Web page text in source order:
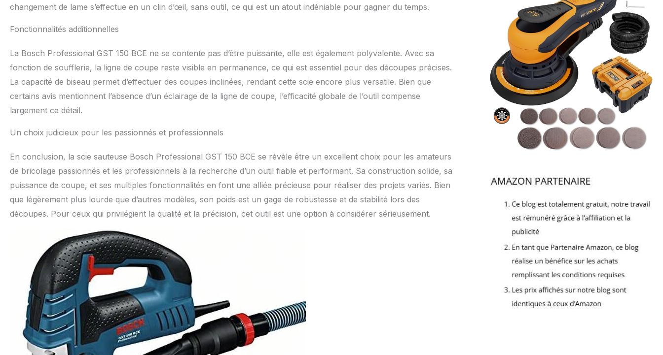
changement de lame s’effectue en un clin d’œil, sans outil, ce qui est un atout indéniable pour gagner du temps.
Fonctionnalités additionnelles
La Bosch Professional GST 150 BCE ne se contente pas d’être puissante, elle est également polyvalente. Avec sa
fonction de soufflerie, la ligne de coupe reste visible en permanence, ce qui est essentiel pour des découpes précises.
La capacité de biseau permet d’effectuer des coupes inclinées, rendant cette scie encore plus versatile. Bien que
certains avis mentionnent l’absence d’un éclairage de la ligne de coupe, l’efficacité globale de l’outil compense
largement ce détail.
Un choix judicieux pour les passionnés et professionnels
En conclusion, la scie sauteuse Bosch Professional GST 150 BCE se révèle être un excellent choix pour les amateurs
de bricolage passionnés et les professionnels à la recherche d’un outil fiable et performant. Sa construction solide, sa
puissance de coupe, et ses multiples fonctionnalités en font une alliée précieuse pour réaliser des projets variés. Bien
que légèrement plus lourde que d’autres modèles, son poids est un gage de robustesse et de stabilité lors des
découpes. Pour ceux qui privilégient la qualité et la précision, cet outil est une option à considérer sérieusement.